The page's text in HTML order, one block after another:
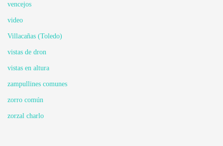
vencejos
video
Villacañas (Toledo)
vistas de dron
vistas en altura
zampullines comunes
zorro común
zorzal charlo